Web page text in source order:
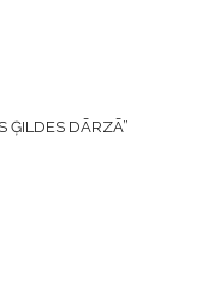
ĢILDES DĀRZĀ”